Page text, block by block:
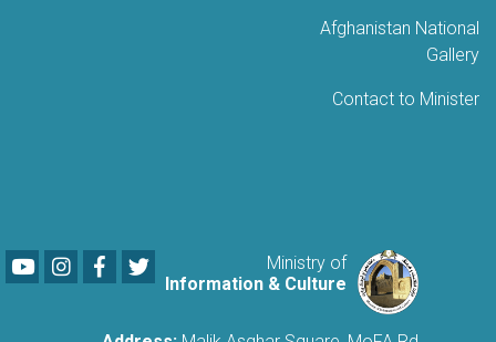
Afghanistan National
Gallery
Contact to Minister
Ministry of
Information & Culture
YoutubeLinkedIn
Facebook